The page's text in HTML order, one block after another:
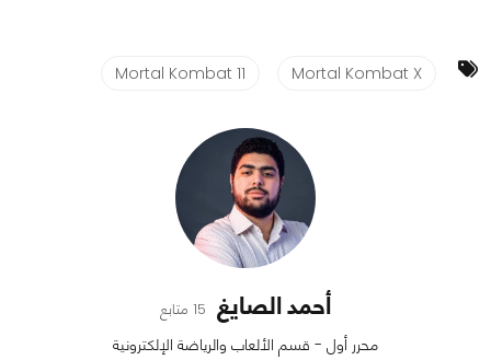
Mortal Kombat X
Mortal Kombat 11
أحمد الصايغ 15 متابع
محرر أول - قسم الألعاب والرياضة الإلكترونية